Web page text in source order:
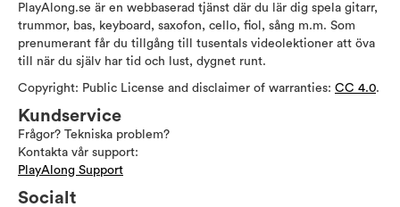
PlayAlong.se är en webbaserad tjänst där du lär dig spela gitarr,
trummor, bas, keyboard, saxofon, cello, fiol, sång m.m. Som
prenumerant får du tillgång till tusentals videolektioner att öva
till när du själv har tid och lust, dygnet runt.
Copyright: Public License and disclaimer of warranties: CC 4.0.
Kundservice
Frågor? Tekniska problem?
Kontakta vår support:
PlayAlong Support
Socialt